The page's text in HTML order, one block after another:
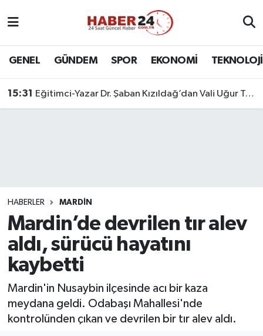
GENEL GÜNDEM SPOR EKONOMİ TEKNOLOJİ
15:31 Eğitimci-Yazar Dr. Şaban Kızıldağ’dan Vali Uğur Turan’a Ziyaret
HABERLER MARDİN
Mardin’de devrilen tır alev
aldı, sürücü hayatını
kaybetti
Mardin'in Nusaybin ilçesinde acı bir kaza
meydana geldi. Odabaşı Mahallesi'nde
kontrolünden çıkan ve devrilen bir tır alev aldı.
Nöbetçi Eczaneler
Son Dakika Haberleri
Haber Arşivi